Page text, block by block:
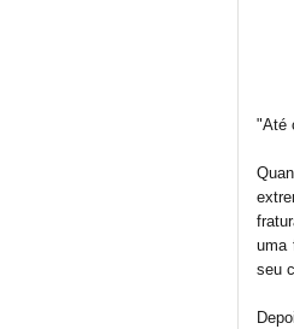
"Até
uma
seu